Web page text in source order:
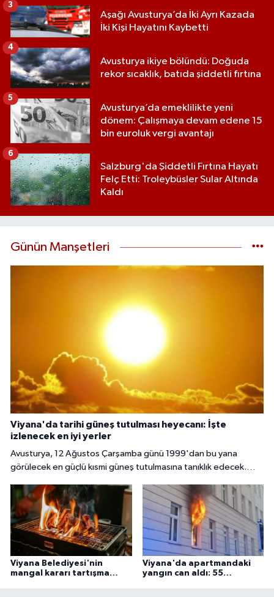
Aşağı Avusturya’da İki Ayrı Kazada
İki Kişi Hayatını Kaybetti
3
Avusturya ikiye bölündü: Doğuda
rekor sıcaklık, batıda şiddetli fırtına
4
Avusturya’da emeklilikte yeni
dönem: Çalışmaya devam edene 15
bin euroluk vergi avantajı
5
Salzburg'da Şiddetli Fırtına Hayatı
Felç Etti: Troleybüsler Sular Altında
Kaldı
6
Günün Manşetleri
Viyana'da tarihi güneş tutulması heyecanı: İşte
izlenecek en iyi yerler
Avusturya, 12 Ağustos Çarşamba günü 1999'dan bu yana
görülecek en güçlü kısmi güneş tutulmasına tanıklık edecek.
85 ila 89'unun Ay tarafından örtüleceği bu nadir doğa olayını
izlemek için çeşitli noktalarda bir araya gelecek.
Viyana Belediyesi'nin
mangal kararı tartışma
Viyana'da apartmandaki
yangın can aldı: 55